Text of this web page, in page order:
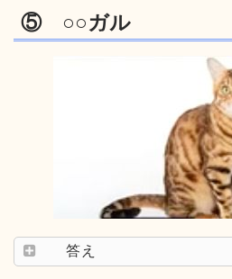
⑤ ○○ガル
答え